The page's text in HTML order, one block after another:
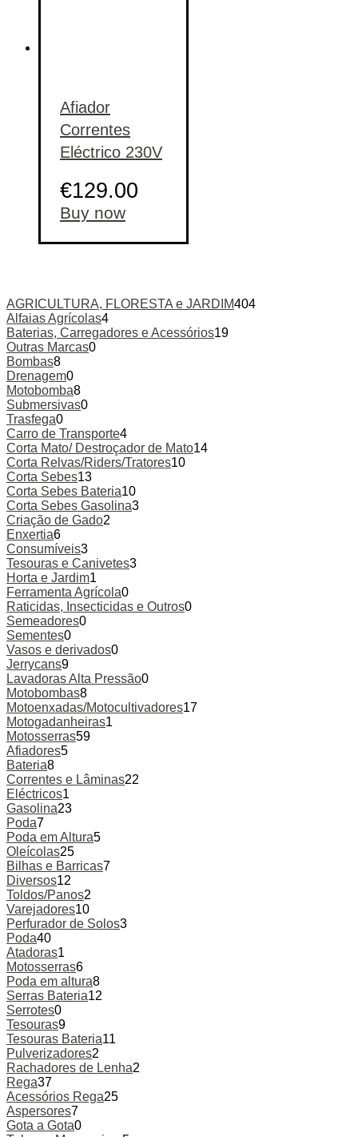
Afiador
Correntes
Eléctrico 230V
€129.00
Buy now
AGRICULTURA, FLORESTA e JARDIM404
Alfaias Agrícolas4
Baterias, Carregadores e Acessórios19
Outras Marcas0
Bombas8
Drenagem0
Motobomba8
Submersivas0
Trasfega0
Carro de Transporte4
Corta Mato/ Destroçador de Mato14
Corta Relvas/Riders/Tratores10
Corta Sebes13
Corta Sebes Bateria10
Corta Sebes Gasolina3
Criação de Gado2
Enxertia6
Consumíveis3
Tesouras e Canivetes3
Horta e Jardim1
Ferramenta Agrícola0
Raticidas, Insecticidas e Outros0
Semeadores0
Sementes0
Vasos e derivados0
Jerrycans9
Lavadoras Alta Pressão0
Motobombas8
Motoenxadas/Motocultivadores17
Motogadanheiras1
Motosserras59
Afiadores5
Bateria8
Correntes e Lâminas22
Eléctricos1
Gasolina23
Poda7
Poda em Altura5
Oleícolas25
Bilhas e Barricas7
Diversos12
Toldos/Panos2
Varejadores10
Perfurador de Solos3
Poda40
Atadoras1
Motosserras6
Poda em altura8
Serras Bateria12
Serrotes0
Tesouras9
Tesouras Bateria11
Pulverizadores2
Rachadores de Lenha2
Rega37
Acessórios Rega25
Aspersores7
Gota a Gota0